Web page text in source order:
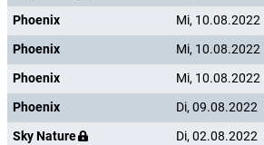
Phoenix
Mi, 10.08.2022
Phoenix
Mi, 10.08.2022
Phoenix
Mi, 10.08.2022
Phoenix
Di, 09.08.2022
Sky Nature
Di, 02.08.2022